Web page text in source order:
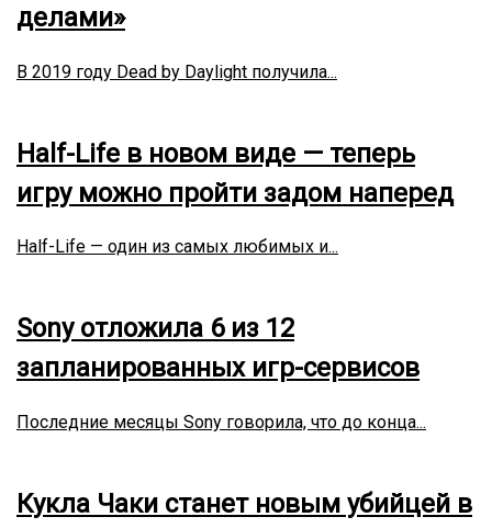
делами»
В 2019 году Dead by Daylight получила...
Half-Life в новом виде — теперь
игру можно пройти задом наперед
Half-Life — один из самых любимых и...
Sony отложила 6 из 12
запланированных игр-сервисов
Последние месяцы Sony говорила, что до конца...
Кукла Чаки станет новым убийцей в